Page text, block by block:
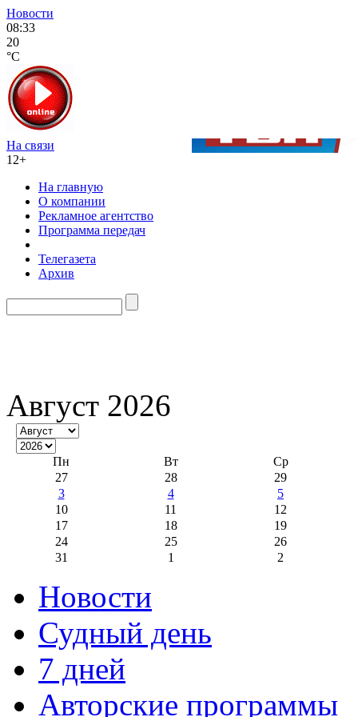
Новости
08:33
20
°C
На связи
12+
На главную
О компании
Рекламное агентство
Программа передач
Телегазета
Архив
Август 2026
Пн Вт
Ср
27
28
29
3
4
5
10
11
12
17
18
19
24
25
26
31
1 2
Новости
Судный день
7 дней
Авторские программы